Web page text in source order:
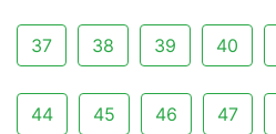
37 38 39 40
44 45 46 47